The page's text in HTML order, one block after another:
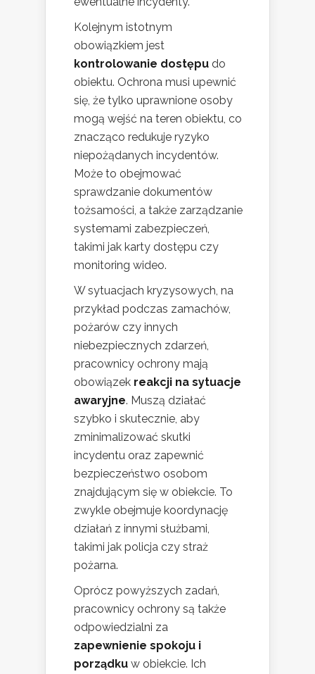
Kolejnym istotnym
obowiązkiem jest
kontrolowanie dostępu do
obiektu. Ochrona musi upewnić
się, że tylko uprawnione osoby
mogą wejść na teren obiektu, co
znacząco redukuje ryzyko
niepożądanych incydentów.
Może to obejmować
sprawdzanie dokumentów
tożsamości, a także zarządzanie
systemami zabezpieczeń,
takimi jak karty dostępu czy
monitoring wideo.
W sytuacjach kryzysowych, na
przykład podczas zamachów,
pożarów czy innych
niebezpiecznych zdarzeń,
pracownicy ochrony mają
obowiązek reakcji na sytuacje
awaryjne. Muszą działać
szybko i skutecznie, aby
zminimalizować skutki
incydentu oraz zapewnić
bezpieczeństwo osobom
znajdującym się w obiekcie. To
zwykle obejmuje koordynację
działań z innymi służbami,
takimi jak policja czy straż
pożarna.
Oprócz powyższych zadań,
pracownicy ochrony są także
odpowiedzialni za
zapewnienie spokoju i
porządku w obiekcie. Ich